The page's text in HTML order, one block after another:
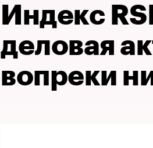
Проверка контрагентов Политика
Индекс
деловая
вопреки